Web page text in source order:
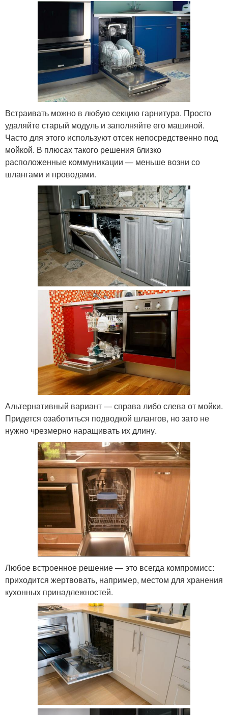
Встраивать можно в любую секцию гарнитура. Просто
удаляйте старый модуль и заполняйте его машиной.
Часто для этого используют отсек непосредственно под
мойкой. В плюсах такого решения близко
расположенные коммуникации — меньше возни со
шлангами и проводами.
Альтернативный вариант — справа либо слева от мойки.
Придется озаботиться подводкой шлангов, но зато не
нужно чрезмерно наращивать их длину.
Любое встроенное решение — это всегда компромисс:
приходится жертвовать, например, местом для хранения
кухонных принадлежностей.